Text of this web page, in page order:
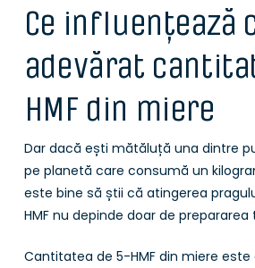
Ce influențează
adevărat
HMF din miere
Dar dacă ești mătăluță una dintre
pe planetă care consumă un
este bine să știi că atingerea
HMF nu depinde doar de
Cantitatea de 5-HMF din miere